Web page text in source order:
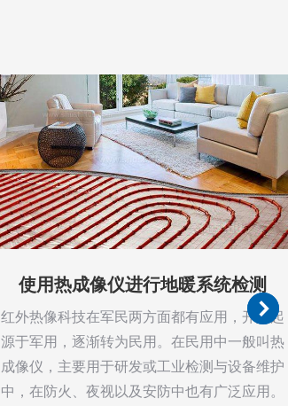
使用热成像仪进行地暖系统检测
红外热像科技在军民两方面都有应用，开始起
源于军用，逐渐转为民用。在民用中一般叫热
成像仪，主要用于研发或工业检测与设备维护
中，在防火、夜视以及安防中也有广泛应用。